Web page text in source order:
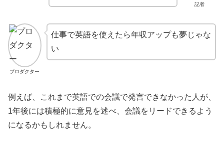
記者
プロダクター
仕事で英語を使えたら年収アップも夢じゃな
い
例えば、これまで英語での会議で発言できなかった人が、
1年後には積極的に意見を述べ、会議をリードできるよう
になるかもしれません。